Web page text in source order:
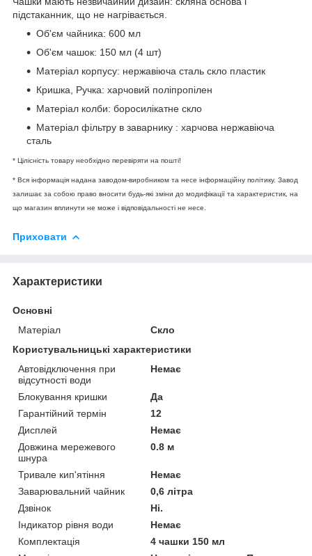
підстаканник, що не нагрівається.
Об'єм чайника: 600 мл
Об'єм чашок: 150 мл (4 шт)
Матеріал корпусу: нержавіюча сталь скло пластик
Кришка, Ручка: харчовий поліпропілен
Матеріал колби: боросилікатне скло
Матеріал фільтру в заварнику : харчова нержавіюча
сталь
* Цілісність товару необхідно перевіряти на пошті!
* Вся інформація надана заводом-виробником та несе інформаційну політику. Завод
залишає за собою право вносити будь-які зміни до модифікації та характеристик, на
що магазин вплинути не може і відповідальності не несе.
Приховати
Характеристики
Основні
Матеріал
Скло
Користувальницькі характеристики
Автовідключення при
відсутності води
Немає
Блокування кришки
Да
Гарантійний термін
12
Дисплей
Немає
Довжина мережевого
шнура
0.8 м
Тривале кип'ятіння
Немає
Заварювальний чайник
0,6 літра
Дзвінок
Ні.
Індикатор рівня води
Немає
Комплектація
4 чашки 150 мл